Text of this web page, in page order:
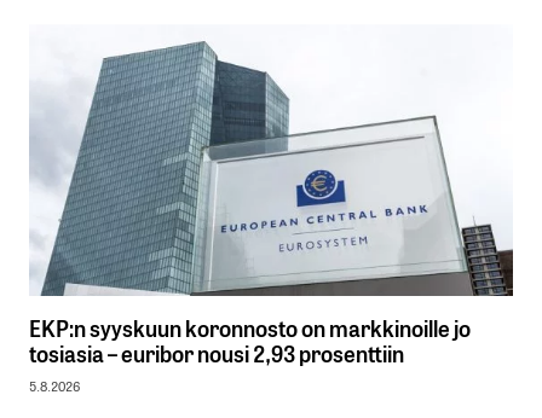
EKP:n syyskuun koronnosto on markkinoille jo
tosiasia – euribor nousi 2,93 prosenttiin
5.8.2026